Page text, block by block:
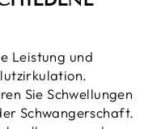
Leistung und
Sie Schwellungen
Schwangerschaft.